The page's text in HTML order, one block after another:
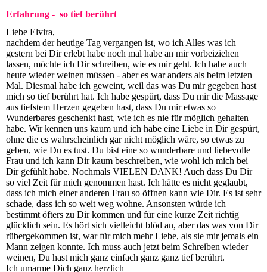
Erfahrung - so tief berührt
Liebe Elvira,
nachdem der heutige Tag vergangen ist, wo ich Alles was ich
gestern bei Dir erlebt habe noch mal habe an mir vorbeiziehen
lassen, möchte ich Dir schreiben, wie es mir geht. Ich habe auch
heute wieder weinen müssen - aber es war anders als beim letzten
Mal. Diesmal habe ich geweint, weil das was Du mir gegeben hast
mich so tief berührt hat. Ich habe gespürt, dass Du mir die Massage
aus tiefstem Herzen gegeben hast, dass Du mir etwas so
Wunderbares geschenkt hast, wie ich es nie für möglich gehalten
habe. Wir kennen uns kaum und ich habe eine Liebe in Dir gespürt,
ohne die es wahrscheinlich gar nicht möglich wäre, so etwas zu
geben, wie Du es tust. Du bist eine so wunderbare und liebevolle
Frau und ich kann Dir kaum beschreiben, wie wohl ich mich bei
Dir gefühlt habe. Nochmals VIELEN DANK! Auch dass Du Dir
so viel Zeit für mich genommen hast. Ich hätte es nicht geglaubt,
dass ich mich einer anderen Frau so öffnen kann wie Dir. Es ist sehr
schade, dass ich so weit weg wohne. Ansonsten würde ich
bestimmt öfters zu Dir kommen und für eine kurze Zeit richtig
glücklich sein. Es hört sich vielleicht blöd an, aber das was von Dir
rübergekommen ist, war für mich mehr Liebe, als sie mir jemals ein
Mann zeigen konnte. Ich muss auch jetzt beim Schreiben wieder
weinen, Du hast mich ganz einfach ganz ganz tief berührt.
Ich umarme Dich ganz herzlich